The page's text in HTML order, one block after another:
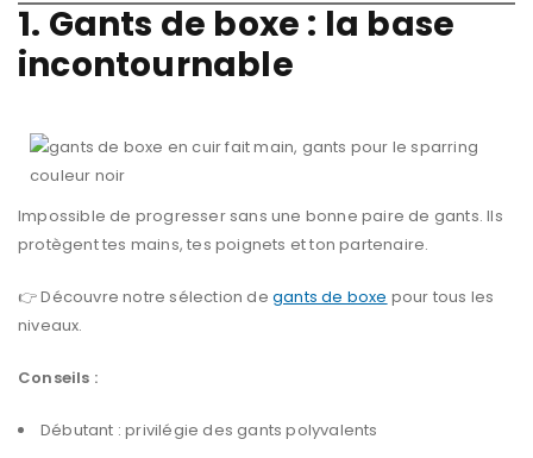
1. Gants de boxe : la base
incontournable
Impossible de progresser sans une bonne paire de gants. Ils
protègent tes mains, tes poignets et ton partenaire.
👉 Découvre notre sélection de gants de boxe pour tous les
niveaux.
Conseils :
Débutant : privilégie des gants polyvalents